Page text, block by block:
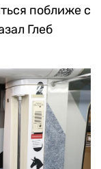
поближе с
Глеб